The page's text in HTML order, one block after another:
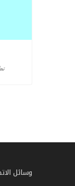
وسائل